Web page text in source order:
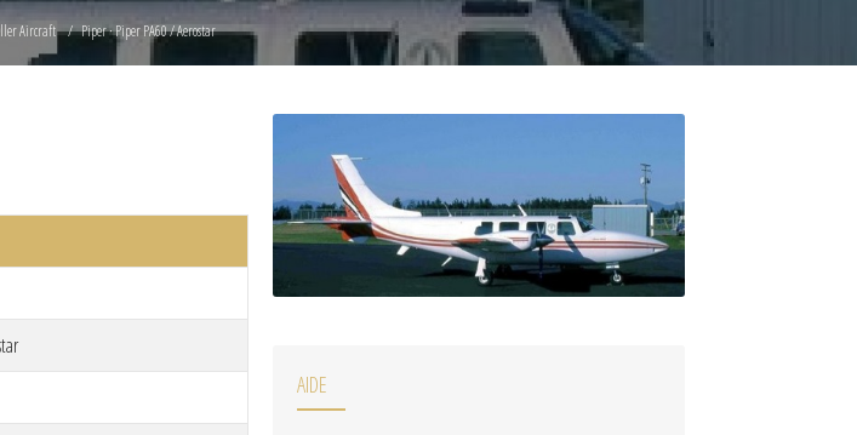
Aircraft Piper · Piper PA60 / Aerostar
AIDE